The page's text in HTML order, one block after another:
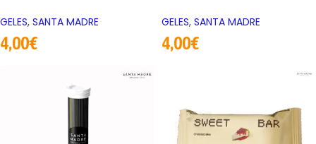
GELES, SANTA MADRE
4,00€
GELES, SANTA MADRE
4,00€